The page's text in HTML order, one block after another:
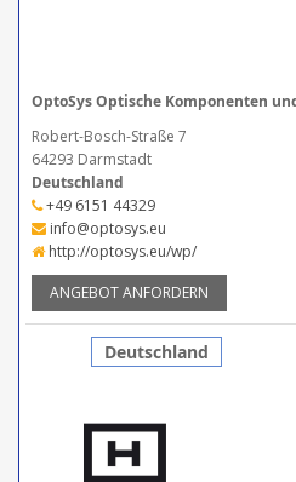
OptoSys Optische Komponenten
Robert-Bosch-Straße 7
64293 Darmstadt
Deutschland
+49 6151 44329
info@optosys.eu
http://optosys.eu/wp/
ANGEBOT ANFORDERN
Deutschland